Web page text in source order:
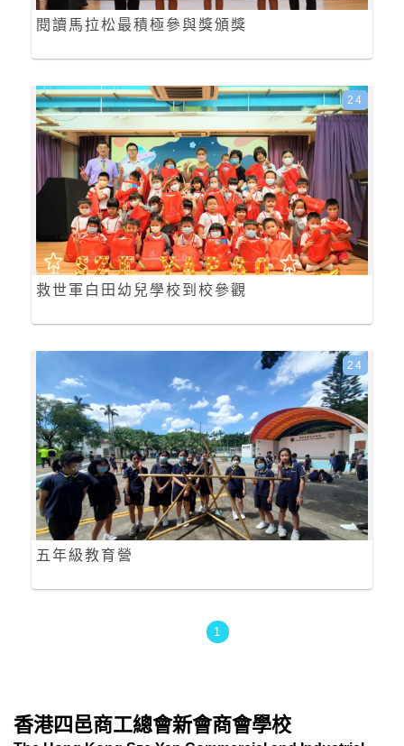
閱讀馬拉松最積極參與獎頒獎
救世軍白田幼兒學校到校參觀
24
五年級教育營
24
1
香港四邑商工總會新會商會學校